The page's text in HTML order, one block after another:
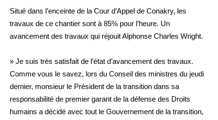
Situé dans l’enceinte de la Cour d’Appel de Conakry, les
travaux de ce chantier sont à 85% pour l’heure. Un
avancement des travaux qui réjouit Alphonse Charles Wright.
» Je suis très satisfait de l’état d’avancement des travaux.
Comme vous le savez, lors du Conseil des ministres du jeudi
dernier, monsieur le Président de la transition dans sa
responsabilité de premier garant de la défense des Droits
humains a décidé avec tout le Gouvernement de la transition,